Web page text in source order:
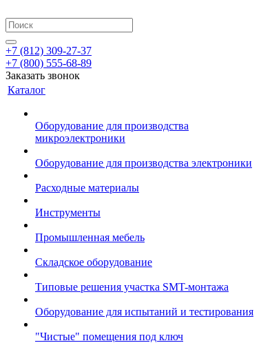
+7 (812) 309-27-37
+7 (800) 555-68-89
Заказать звонок
Каталог
Оборудование для производства
микроэлектроники
Оборудование для производства электроники
Расходные материалы
Инструменты
Промышленная мебель
Складское оборудование
Типовые решения участка SMT-монтажа
Оборудование для испытаний и тестирования
"Чистые" помещения под ключ